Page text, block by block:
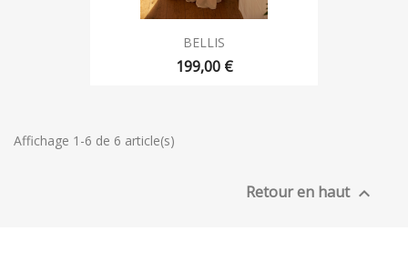
BELLIS
199,00 €
Affichage 1-6 de 6 article(s)
Retour en haut 